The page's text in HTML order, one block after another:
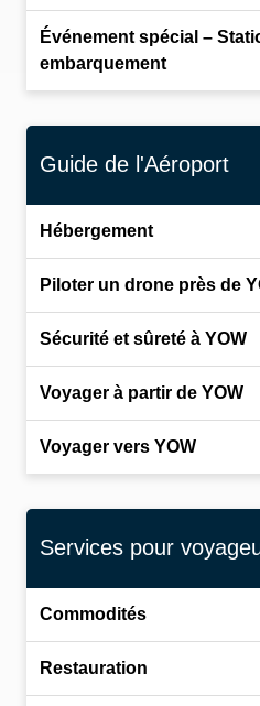
Événement spécial –
embarquement
Guide de l'Aéroport
Hébergement
Piloter un drone près de
Sécurité et sûreté à YOW
Voyager à partir de YOW
Voyager vers YOW
Services pour
Commodités
Restauration